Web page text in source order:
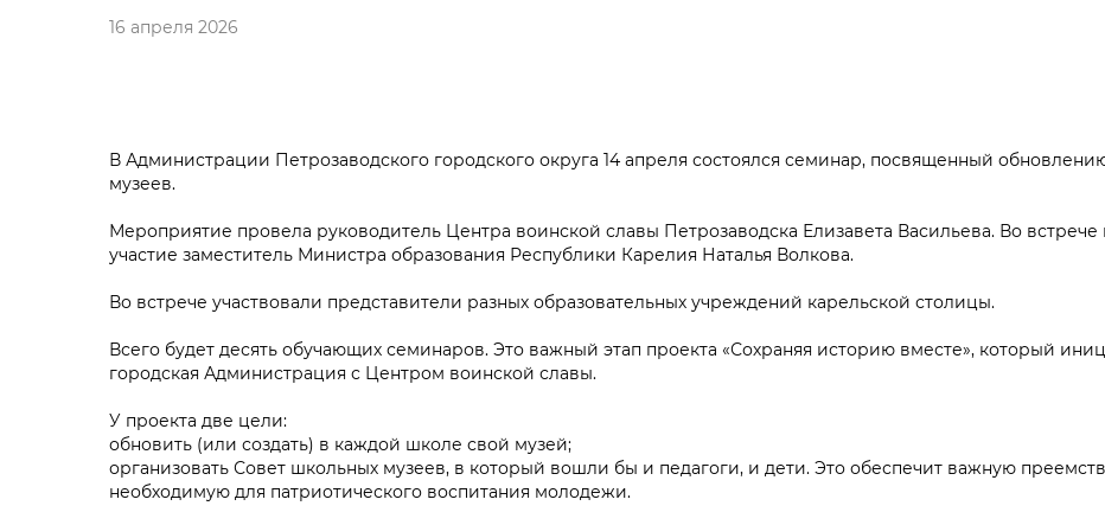
16 апреля 2026
В Администрации Петрозаводского городского округа 14 апреля состоялся семинар, посвященный
музеев.
Мероприятие провела руководитель Центра воинской славы Петрозаводска Елизавета Васильева. Во встрече
участие заместитель Министра образования Республики Карелия Наталья Волкова.
Во встрече участвовали представители разных образовательных учреждений карельской столицы.
Всего будет десять обучающих семинаров. Это важный этап проекта «Сохраняя историю вместе», который
городская Администрация с Центром воинской славы.
У проекта две цели:
обновить (или создать) в каждой школе свой музей;
организовать Совет школьных музеев, в который вошли бы и педагоги, и дети. Это обеспечит важную
необходимую для патриотического воспитания молодежи.